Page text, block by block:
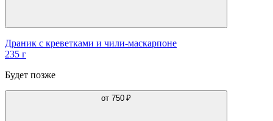
Драник с креветками и чили-маскарпоне
235 г
Будет позже
от 750 ₽